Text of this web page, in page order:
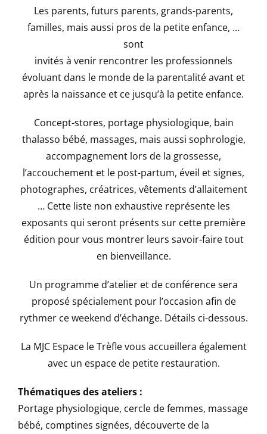
Les parents, futurs parents, grands-parents,
familles, mais aussi pros de la petite enfance, …
sont
invités à venir rencontrer les professionnels
évoluant dans le monde de la parentalité avant et
après la naissance et ce jusqu’à la petite enfance.
Concept-stores, portage physiologique, bain
thalasso bébé, massages, mais aussi sophrologie,
accompagnement lors de la grossesse,
l’accouchement et le post-partum, éveil et signes,
photographes, créatrices, vêtements d’allaitement
… Cette liste non exhaustive représente les
exposants qui seront présents sur cette première
édition pour vous montrer leurs savoir-faire tout
en bienveillance.
Un programme d’atelier et de conférence sera
proposé spécialement pour l’occasion afin de
rythmer ce weekend d’échange. Détails ci-dessous.
La MJC Espace le Trèfle vous accueillera également
avec un espace de petite restauration.
Thématiques des ateliers :
Portage physiologique, cercle de femmes, massage
bébé, comptines signées, découverte de la